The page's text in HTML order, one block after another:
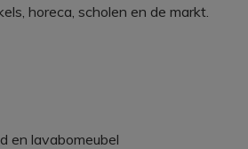
horeca, scholen en de markt.
en lavabomeubel